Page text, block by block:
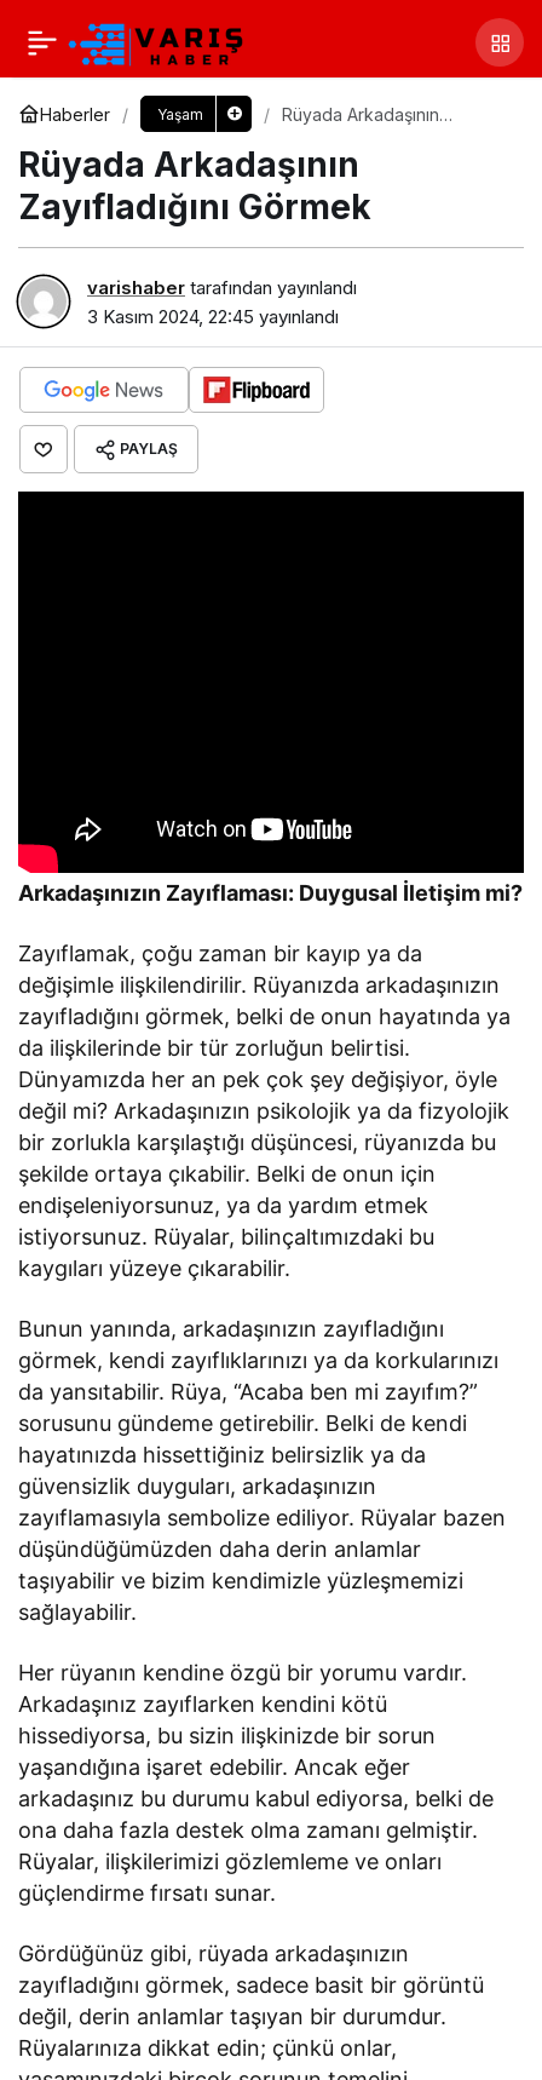
Haberler Yaşam
Rüyada Arkadaşının
Rüyada Arkadaşının
Zayıfladığını Görmek​
varishaber tarafından yayınlandı
3 Kasım 2024, 22:45 yayınlandı
PAYLAŞ
Arkadaşınızın Zayıflaması: Duygusal İletişim mi?
Zayıflamak, çoğu zaman bir kayıp ya da
değişimle ilişkilendirilir. Rüyanızda arkadaşınızın
zayıfladığını görmek, belki de onun hayatında ya
da ilişkilerinde bir tür zorluğun belirtisi.
Dünyamızda her an pek çok şey değişiyor, öyle
değil mi? Arkadaşınızın psikolojik ya da fizyolojik
bir zorlukla karşılaştığı düşüncesi, rüyanızda bu
şekilde ortaya çıkabilir. Belki de onun için
endişeleniyorsunuz, ya da yardım etmek
istiyorsunuz. Rüyalar, bilinçaltımızdaki bu
kaygıları yüzeye çıkarabilir.
Bunun yanında, arkadaşınızın zayıfladığını
görmek, kendi zayıflıklarınızı ya da korkularınızı
da yansıtabilir. Rüya, “Acaba ben mi zayıfım?”
sorusunu gündeme getirebilir. Belki de kendi
hayatınızda hissettiğiniz belirsizlik ya da
güvensizlik duyguları, arkadaşınızın
zayıflamasıyla sembolize ediliyor. Rüyalar bazen
düşündüğümüzden daha derin anlamlar
taşıyabilir ve bizim kendimizle yüzleşmemizi
sağlayabilir.
Her rüyanın kendine özgü bir yorumu vardır.
Arkadaşınız zayıflarken kendini kötü
hissediyorsa, bu sizin ilişkinizde bir sorun
yaşandığına işaret edebilir. Ancak eğer
arkadaşınız bu durumu kabul ediyorsa, belki de
ona daha fazla destek olma zamanı gelmiştir.
Rüyalar, ilişkilerimizi gözlemleme ve onları
güçlendirme fırsatı sunar.
Gördüğünüz gibi, rüyada arkadaşınızın
zayıfladığını görmek, sadece basit bir görüntü
değil, derin anlamlar taşıyan bir durumdur.
Rüyalarınıza dikkat edin; çünkü onlar,